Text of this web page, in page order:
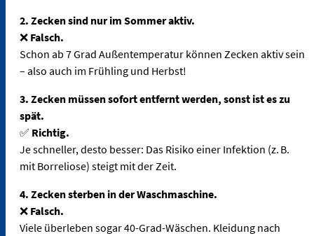
2. Zecken sind nur im Sommer aktiv.
❌ Falsch.
Schon ab 7 Grad Außentemperatur können Zecken aktiv sein
– also auch im Frühling und Herbst!
3. Zecken müssen sofort entfernt werden, sonst ist es zu
spät.
✅ Richtig.
Je schneller, desto besser: Das Risiko einer Infektion (z. B.
mit Borreliose) steigt mit der Zeit.
4. Zecken sterben in der Waschmaschine.
❌ Falsch.
Viele überleben sogar 40-Grad-Wäschen. Kleidung nach